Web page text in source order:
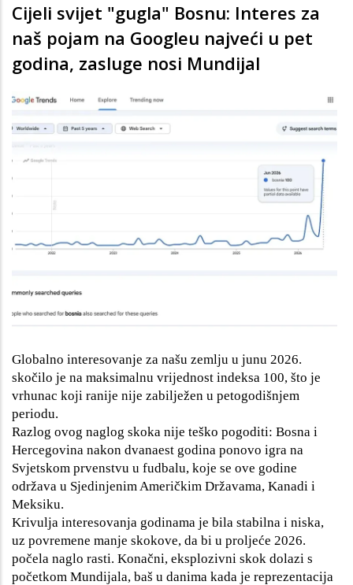
Cijeli svijet "gugla" Bosnu: Interes za
naš pojam na Googleu najveći u pet
godina, zasluge nosi Mundijal
Globalno interesovanje za našu zemlju u junu 2026.
skočilo je na maksimalnu vrijednost indeksa 100, što je
vrhunac koji ranije nije zabilježen u petogodišnjem
periodu.
Razlog ovog naglog skoka nije teško pogoditi: Bosna i
Hercegovina nakon dvanaest godina ponovo igra na
Svjetskom prvenstvu u fudbalu, koje se ove godine
održava u Sjedinjenim Američkim Državama, Kanadi i
Meksiku.
Krivulja interesovanja godinama je bila stabilna i niska,
uz povremene manje skokove, da bi u proljeće 2026.
počela naglo rasti. Konačni, eksplozivni skok dolazi s
početkom Mundijala, baš u danima kada je reprezentacija